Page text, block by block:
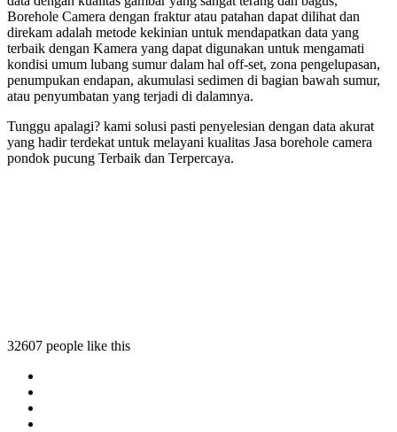
Borehole Camera dengan fraktur atau patahan dapat dilihat dan
direkam adalah metode kekinian untuk mendapatkan data yang
terbaik dengan Kamera yang dapat digunakan untuk mengamati
kondisi umum lubang sumur dalam hal off-set, zona pengelupasan,
penumpukan endapan, akumulasi sedimen di bagian bawah sumur,
atau penyumbatan yang terjadi di dalamnya.
Tunggu apalagi? kami solusi pasti penyelesian dengan data akurat
yang hadir terdekat untuk melayani kualitas Jasa borehole camera
pondok pucung Terbaik dan Terpercaya.
32607 people like this